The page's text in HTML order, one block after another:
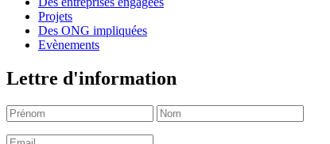
Projets
Des ONG impliquées
Evènements
Lettre d'information